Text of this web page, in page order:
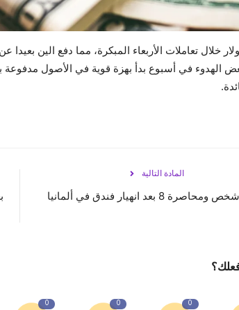
خلال تعاملات الأربعاء المبكرة، مما دفع الين
الهدوء في أسبوع بدأ بهزة قوية في الأصول
المادة التالية
8 بعد انهيار فندق في ألمانيا
0
0
0